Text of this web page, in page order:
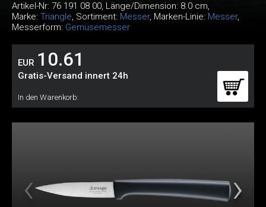
Artikel-Nr: 76 191 08 00, Länge/Dimension: 8.0 cm,
Marke: Triangle, Sortiment: Messer, Marken-Linie: Messer,
Messerform: Gemüsemesser
EUR 10.61
Gratis-Versand innert 24h
In den Warenkorb: